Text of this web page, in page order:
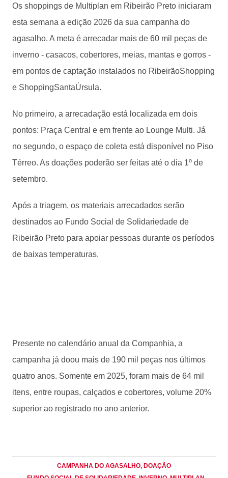
Os shoppings de Multiplan em Ribeirão Preto iniciaram
esta semana a edição 2026 da sua campanha do
agasalho. A meta é arrecadar mais de 60 mil peças de
inverno - casacos, cobertores, meias, mantas e gorros -
em pontos de captação instalados no RibeirãoShopping
e ShoppingSantaÚrsula.
No primeiro, a arrecadação está localizada em dois
pontos: Praça Central e em frente ao Lounge Multi. Já
no segundo, o espaço de coleta está disponível no Piso
Térreo. As doações poderão ser feitas até o dia 1º de
setembro.
Após a triagem, os materiais arrecadados serão
destinados ao Fundo Social de Solidariedade de
Ribeirão Preto para apoiar pessoas durante os períodos
de baixas temperaturas.
Presente no calendário anual da Companhia, a
campanha já doou mais de 190 mil peças nos últimos
quatro anos. Somente em 2025, foram mais de 64 mil
itens, entre roupas, calçados e cobertores, volume 20%
superior ao registrado no ano anterior.
CAMPANHA DO AGASALHO, DOAÇÃO